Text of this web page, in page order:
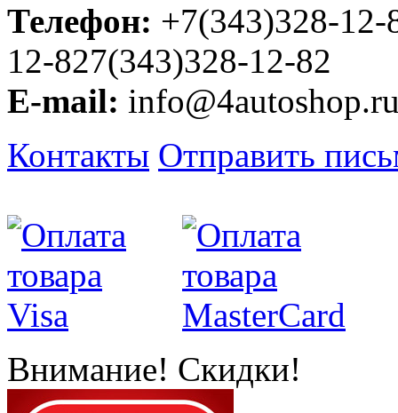
Телефон: +7(343)328-
12-827(343)328-12-82
E-mail:
Контакты Отправить
Внимание! Скидки!